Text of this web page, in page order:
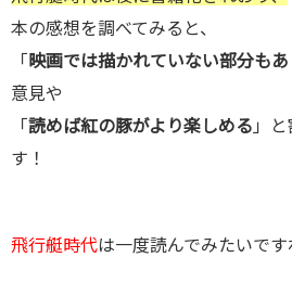
本の感想を調べてみると、
「 映画では描かれていない部分も
意見や
「 読めば紅の豚がより楽しめる 」
す！
飛行艇時代は一度読んでみたいで